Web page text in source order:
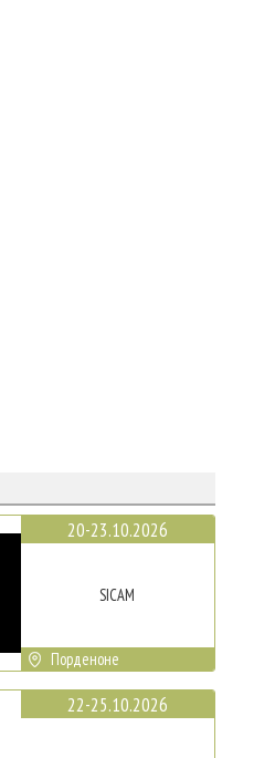
20-23.10.2026
SICAM
Порденоне
22-25.10.2026